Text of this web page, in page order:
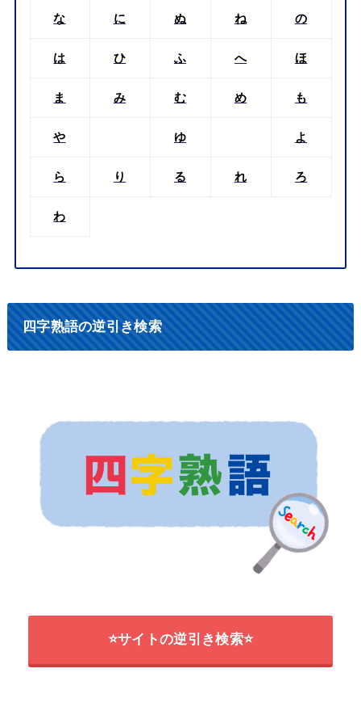
な に ぬ ね の
は ひ ふ へ ほ
ま み む め も
や ゆ よ
ら り る れ ろ
わ
四字熟語の逆引き検索
⭐サイトの逆引き検索⭐